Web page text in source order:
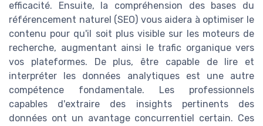
efficacité. Ensuite, la compréhension des bases du
référencement naturel (SEO) vous aidera à optimiser le
contenu pour qu'il soit plus visible sur les moteurs de
recherche, augmentant ainsi le trafic organique vers
vos plateformes. De plus, être capable de lire et
interpréter les données analytiques est une autre
compétence fondamentale. Les professionnels
capables d'extraire des insights pertinents des
données ont un avantage concurrentiel certain. Ces